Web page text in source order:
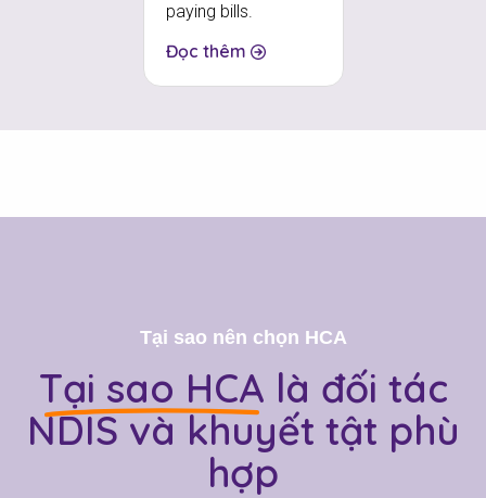
paying bills.
Đọc thêm
Tại sao nên chọn HCA
Tại sao HCA là đối tác
NDIS và khuyết tật phù
hợp